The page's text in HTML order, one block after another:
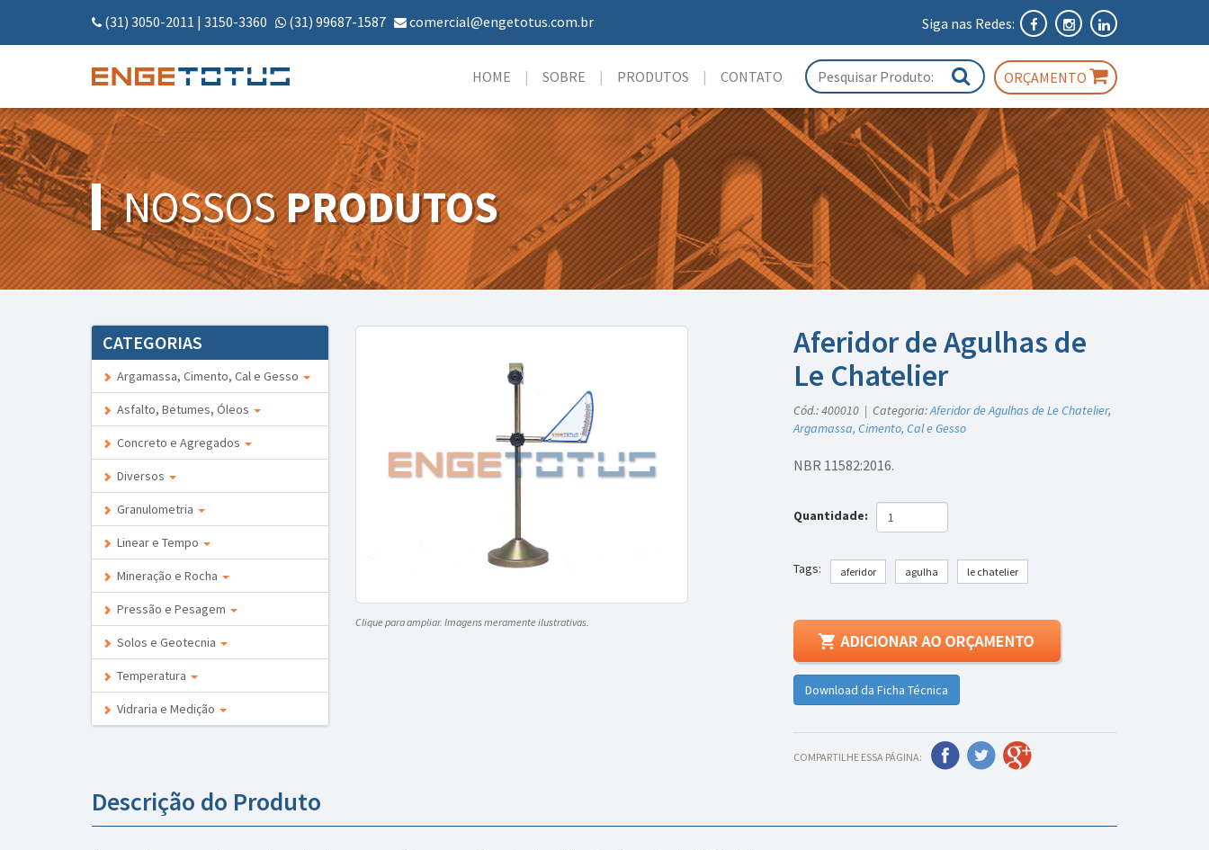
(31) 3050-2011 | 3150-3360 (31) 99687-1587 comercial@engetotus.com.br Siga nas Redes:
HOME SOBRE PRODUTOS CONTATO ORÇAMENTO
NOSSOSPRODUTOS
CATEGORIAS
Argamassa, Cimento, Cal e Gesso
Asfalto, Betumes, Óleos
Concreto e Agregados
Diversos
Granulometria
Linear e Tempo
Mineração e Rocha
Pressão e Pesagem
Solos e Geotecnia
Temperatura
Vidraria e Medição
Clique para ampliar. Imagens meramente ilustrativas.
Aferidor de Agulhas de
Le Chatelier
Cód.: 400010 | Categoria:Aferidor de Agulhas de Le Chatelier,
Argamassa, Cimento, Cal e Gesso
NBR 11582:2016.
Quantidade:
Tags: aferidor agulha le chatelier
Download da Ficha Técnica
COMPARTILHE ESSA PÁGINA:
Descrição do Produto